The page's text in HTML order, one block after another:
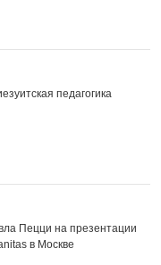
педагогика
Пецци на презентации
в Москве